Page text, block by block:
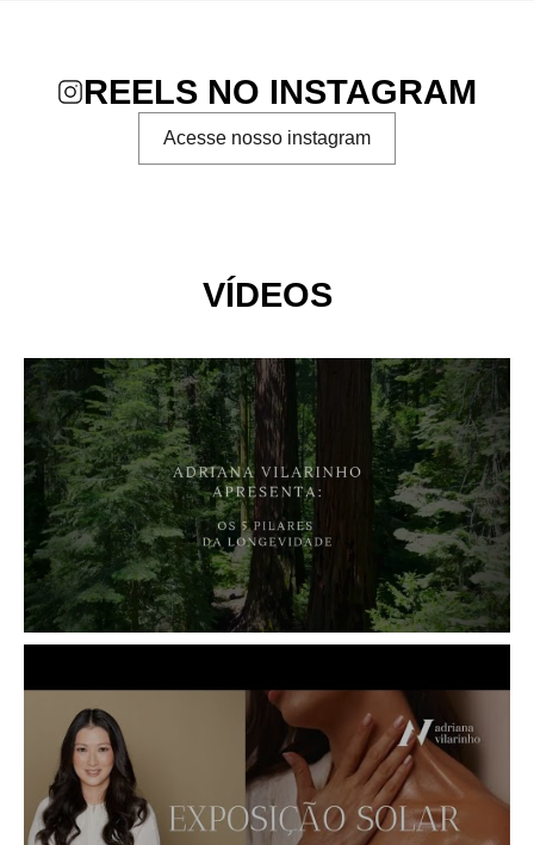
REELS NO INSTAGRAM
Acesse nosso instagram
VÍDEOS
Os 5 pilares para viver mais e
melhor l Grupo Adriana Vilarinho
Assista